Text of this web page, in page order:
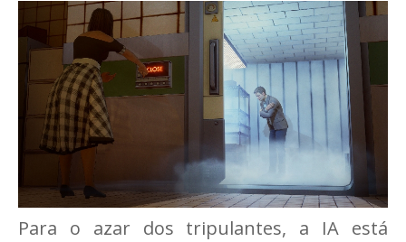
Para o azar dos tripulantes, a IA está